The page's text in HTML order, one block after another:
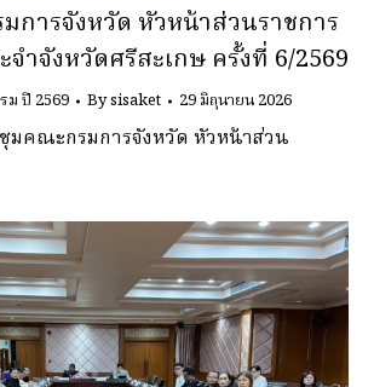
การจังหวัด หัวหน้าส่วนราชการ
จำจังหวัดศรีสะเกษ ครั้งที่ 6/2569
ม ปี 2569 Bysisaket 29 มิถุนายน 2026
มคณะกรมการจังหวัด หัวหน้าส่วน